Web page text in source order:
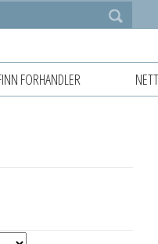
FORHANDLER